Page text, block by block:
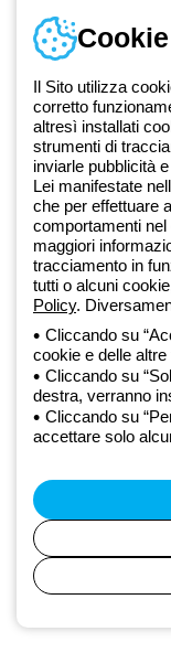
Dal 2025 Beghelli è
dell’ecosistema
illuminazione
supportando
bisogni.Scopri di più
Accedi o registrati
Formazione
Documentazione e
Iscriviti alla
Privacy Policy
Cookie policy
Condizioni di vendita
Tutte le policy
Accessibilità
direzione e
03829720378 -
Soc. 10.000.000 EUR i.v.
Il Sito utilizza
corretto
altresì installati
strumenti di
inviarle pubblicità
Lei manifestate
che per effettuare
comportamenti
maggiori
tracciamento in
tutti o alcuni
Policy.
Cliccando su
cookie e delle
Cliccando su
destra, verranno
Cliccando su
accettare solo